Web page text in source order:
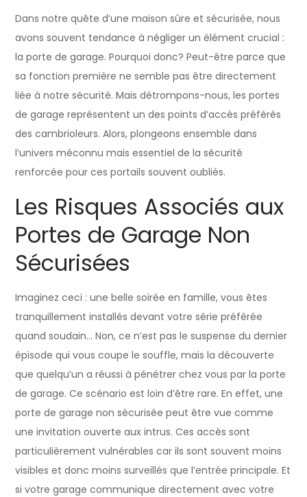
Dans notre quête d’une maison sûre et sécurisée, nous
avons souvent tendance à négliger un élément crucial :
la porte de garage. Pourquoi donc? Peut-être parce que
sa fonction première ne semble pas être directement
liée à notre sécurité. Mais détrompons-nous, les portes
de garage représentent un des points d’accès préférés
des cambrioleurs. Alors, plongeons ensemble dans
l’univers méconnu mais essentiel de la sécurité
renforcée pour ces portails souvent oubliés.
Les Risques Associés aux
Portes de Garage Non
Sécurisées
Imaginez ceci : une belle soirée en famille, vous êtes
tranquillement installés devant votre série préférée
quand soudain… Non, ce n’est pas le suspense du dernier
épisode qui vous coupe le souffle, mais la découverte
que quelqu’un a réussi à pénétrer chez vous par la porte
de garage. Ce scénario est loin d’être rare. En effet, une
porte de garage non sécurisée peut être vue comme
une invitation ouverte aux intrus. Ces accès sont
particulièrement vulnérables car ils sont souvent moins
visibles et donc moins surveillés que l’entrée principale. Et
si votre garage communique directement avec votre